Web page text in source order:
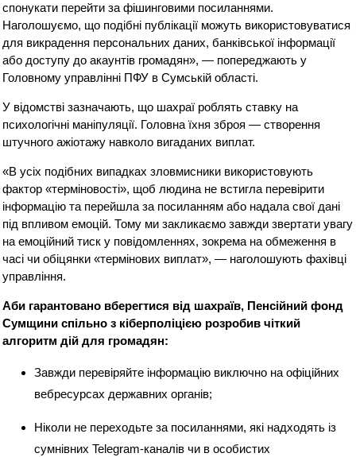
спонукати перейти за фішинговими посиланнями.
Наголошуємо, що подібні публікації можуть використовуватися
для викрадення персональних даних, банківської інформації
або доступу до акаунтів громадян», — попереджають у
Головному управлінні ПФУ в Сумській області.
У відомстві зазначають, що шахраї роблять ставку на
психологічні маніпуляції. Головна їхня зброя — створення
штучного ажіотажу навколо вигаданих виплат.
«В усіх подібних випадках зловмисники використовують
фактор «терміновості», щоб людина не встигла перевірити
інформацію та перейшла за посиланням або надала свої дані
під впливом емоцій. Тому ми закликаємо завжди звертати увагу
на емоційний тиск у повідомленнях, зокрема на обмеження в
часі чи обіцянки «термінових виплат», — наголошують фахівці
управління.
Аби гарантовано вберегтися від шахраїв, Пенсійний фонд
Сумщини спільно з кіберполіцією розробив чіткий
алгоритм дій для громадян:
Завжди перевіряйте інформацію виключно на офіційних
вебресурсах державних органів;
Ніколи не переходьте за посиланнями, які надходять із
сумнівних Telegram-каналів чи в особистих